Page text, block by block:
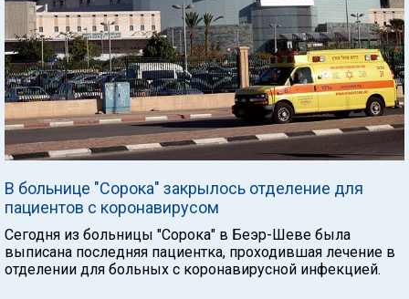
В больнице "Сорока" закрылось отделение для
пациентов с коронавирусом
Сегодня из больницы "Сорока" в Беэр-Шеве была
выписана последняя пациентка, проходившая лечение в
отделении для больных с коронавирусной инфекцией.